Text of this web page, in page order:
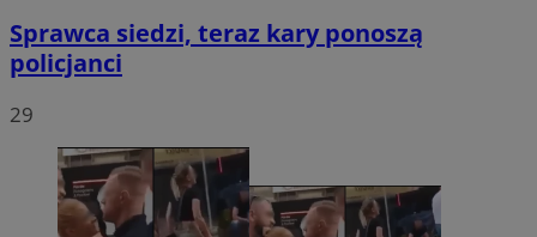
Sprawca siedzi, teraz kary ponoszą
policjanci
29